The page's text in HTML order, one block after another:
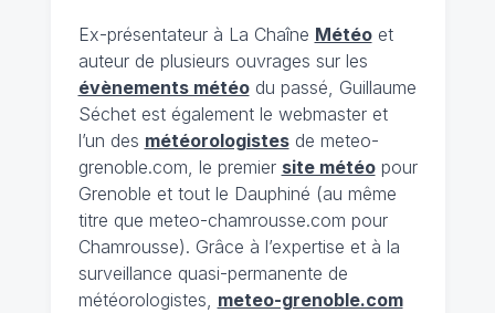
Ex-présentateur à La Chaîne Météoet
auteur de plusieurs ouvrages sur les
évènements météodu passé, Guillaume
Séchet est également le webmaster et
l’un des météorologistesde meteo-
grenoble.com, le premier site météopour
Grenoble et tout le Dauphiné (au même
titre que meteo-chamrousse.com pour
Chamrousse). Grâce à l’expertise et à la
surveillance quasi-permanente de
météorologistes, meteo-grenoble.com